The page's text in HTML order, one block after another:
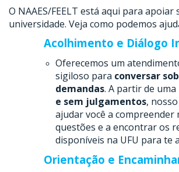
O NAAES/FEELT está aqui para
universidade. Veja como podemos
Acolhimento e Diálogo
Oferecemos um
sigiloso para conversar
demandas. A partir de uma
e sem julgamentos,
ajudar você a compreender
questões e a encontrar os
disponíveis na UFU para te
Orientação e